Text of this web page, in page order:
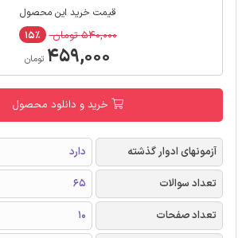
قیمت خرید این محصول
۵۴۰,۰۰۰ تومان ۱۵٪
۴۵۹,۰۰۰ تومان
خرید و دانلود محصول
آزمونهای ادوار گذشته
دارد
تعداد سوالات
65
تعداد صفحات
10